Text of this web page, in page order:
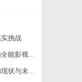
挑战
影视平台
发展趋势